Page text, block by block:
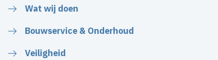
Wat wij doen
Bouwservice & Onderhoud
Veiligheid